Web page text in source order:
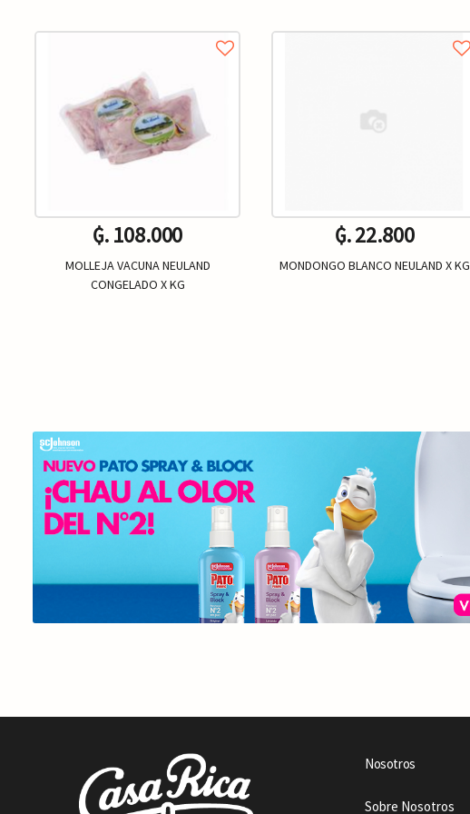
₲. 108.000
MOLLEJA VACUNA NEULAND
CONGELADO X KG
₲. 22.800
MONDONGO BLANCO NEULAND X KG
Nosotros
Sobre Nosotros